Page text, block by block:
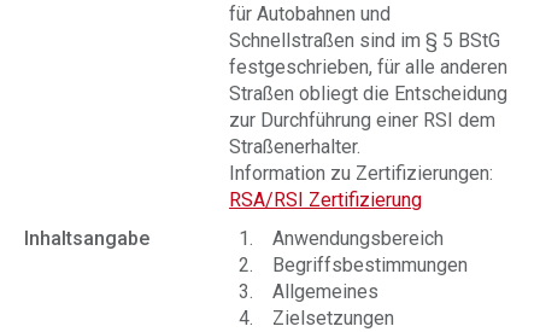
für Autobahnen und
Schnellstraßen sind im § 5 BStG
festgeschrieben, für alle anderen
Straßen obliegt die Entscheidung
zur Durchführung einer RSI dem
Straßenerhalter.
Information zu Zertifizierungen:
RSA/RSI Zertifizierung
Inhaltsangabe
1. Anwendungsbereich
2. Begriffsbestimmungen
3. Allgemeines
4. Zielsetzungen